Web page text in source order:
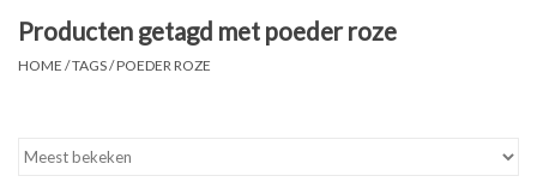
Producten getagd met poeder roze
HOME /TAGS/POEDER ROZE